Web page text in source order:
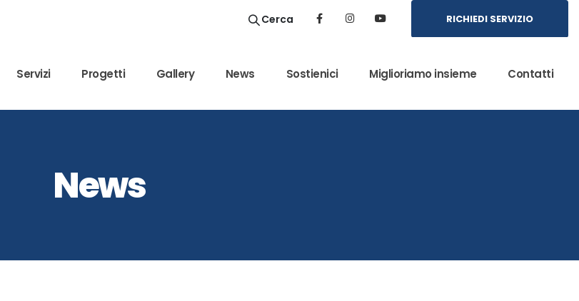
Cerca RICHIEDI SERVIZIO
Servizi Progetti Gallery News Sostienici Miglioriamo insieme Contatti
News